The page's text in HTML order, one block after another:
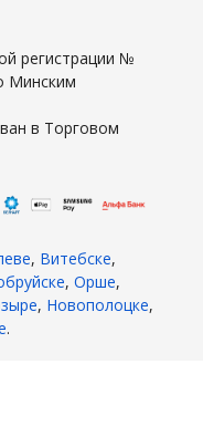
регистрации №
Минским
в Торговом
, Витебске,
, Орше,
, Новополоцке,
.